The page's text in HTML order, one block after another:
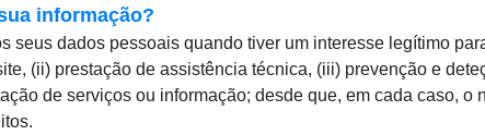
informação?
seus dados pessoais quando tiver um interesse legítimo
(ii) prestação de assistência técnica, (iii) prevenção e
de serviços ou informação; desde que, em cada caso,